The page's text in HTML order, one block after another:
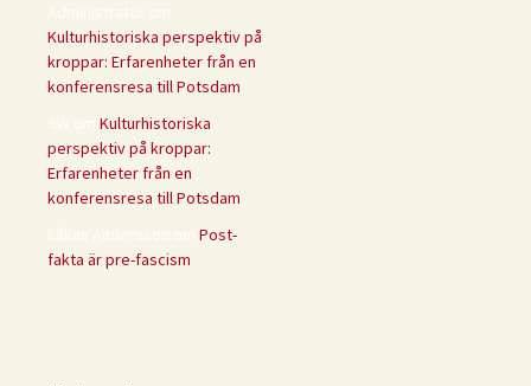
Administratör om
Kulturhistoriska perspektiv på
kroppar: Erfarenheter från en
konferensresa till Potsdam
SW om Kulturhistoriska
perspektiv på kroppar:
Erfarenheter från en
konferensresa till Potsdam
håkan Andersson om Post-
fakta är pre-fascism